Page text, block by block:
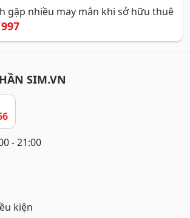
gặp nhiều may mắn khi sở hữu thuê
SIM.VN
- 21:00
kiện